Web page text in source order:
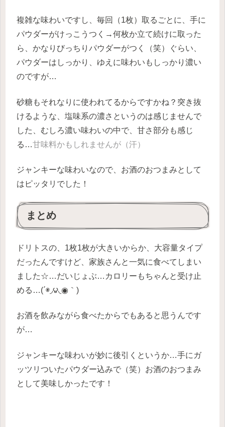
複雑な味わいですし、毎回（1枚）取るごとに、手に
パウダーがけっこうつく→何枚か立て続けに取った
ら、かなりびっちりパウダーがつく（笑）ぐらい、
パウダーはしっかり、ゆえに味わいもしっかり濃い
のですが…
砂糖もそれなりに使われてるからですかね？突き抜
けるような、塩味系の濃さというのは感じませんで
した、むしろ濃い味わいの中で、甘さ部分も感じ
る…甘味料かもしれませんが（汗）
ジャンキーな味わいなので、お酒のおつまみとして
はピッタリでした！
まとめ
ドリトスの、1枚1枚が大きいからか、大容量タイプ
だったんですけど、家族さんと一気に食べてしまい
ました☆…だいじょぶ…カロリーもちゃんと受け止
める…(΄◉◞౪◟◉｀)
お酒を飲みながら食べたからでもあると思うんです
が…
ジャンキーな味わいが妙に後引くというか…手にガ
ッツリついたパウダー込みで（笑）お酒のおつまみ
として美味しかったです！